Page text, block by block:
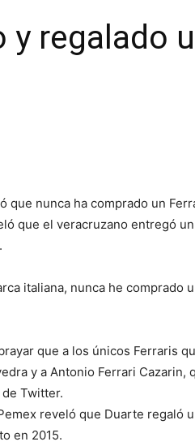
y regalado
que nunca ha comprado un
que el veracruzano entregó
italiana, nunca he comprado
que a los únicos Ferraris
y a Antonio Ferrari Cazarin,
Twitter.
reveló que Duarte regaló
en 2015.